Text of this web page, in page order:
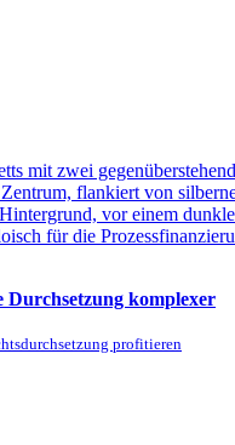
Durchsetzung komplexer
profitieren